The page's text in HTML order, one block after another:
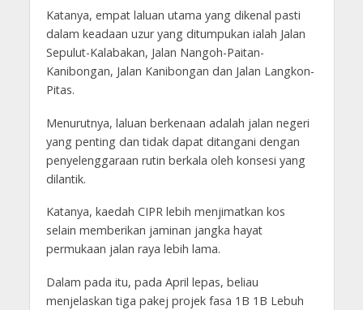
Katanya, empat laluan utama yang dikenal pasti
dalam keadaan uzur yang ditumpukan ialah Jalan
Sepulut-Kalabakan, Jalan Nangoh-Paitan-
Kanibongan, Jalan Kanibongan dan Jalan Langkon-
Pitas.
Menurutnya, laluan berkenaan adalah jalan negeri
yang penting dan tidak dapat ditangani dengan
penyelenggaraan rutin berkala oleh konsesi yang
dilantik.
Katanya, kaedah CIPR lebih menjimatkan kos
selain memberikan jaminan jangka hayat
permukaan jalan raya lebih lama.
Dalam pada itu, pada April lepas, beliau
menjelaskan tiga pakej projek fasa 1B 1B Lebuh